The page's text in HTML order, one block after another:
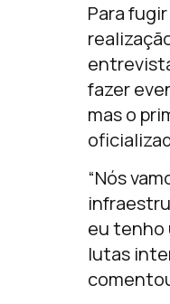
Para
fazer
mas o
“Nós
eu tenho
lutas